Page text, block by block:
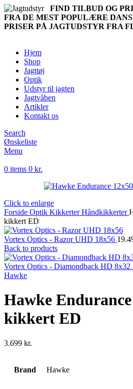
FIND TILBUD OG
FRA DE MEST POPULÆRE
PRISER PÅ JAGTUDSTYR FRA
Hjem
Shop
Jagttøj
Optik
Udstyr til jagten
Jagtvåben
Artikler
Kontakt os
Search
Ønskeliste
Menu
0 items 0 kr.
Click to enlarge
Forside Optik KikkerterHåndkikkerter
kikkert ED
Vortex Optics - Razor UHD 18x56
Back to products
Vortex Optics - Diamondback HD 8x32
Hawke
Hawke
kikkert ED
3.699 kr.
Brand Hawke